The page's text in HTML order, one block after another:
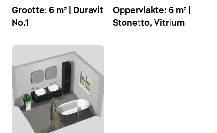
Grootte: 6 m² | Duravit
No.1
Oppervlakte: 6 m² |
Stonetto, Vitrium